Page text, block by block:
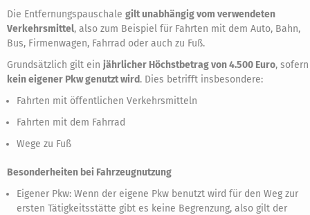
Die Entfernungspauschale gilt unabhängig vom verwendeten
Verkehrsmittel, also zum Beispiel für Fahrten mit dem Auto, Bahn,
Bus, Firmenwagen, Fahrrad oder auch zu Fuß.
Grundsätzlich gilt ein jährlicher Höchstbetrag von 4.500 Euro, sofern
kein eigener Pkw genutzt wird. Dies betrifft insbesondere:
Fahrten mit öffentlichen Verkehrsmitteln
Fahrten mit dem Fahrrad
Wege zu Fuß
Besonderheiten bei Fahrzeugnutzung
Eigener Pkw: Wenn der eigene Pkw benutzt wird für den Weg zur
ersten Tätigkeitsstätte gibt es keine Begrenzung, also gilt der